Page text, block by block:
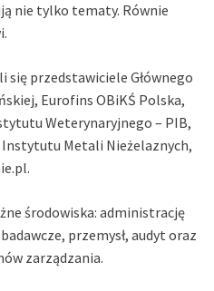
nie tylko tematy. Równie
przedstawiciele Głównego
Eurofins OBiKŚ Polska,
Weterynaryjnego – PIB,
Instytutu Metali Nieżelaznych,
środowiska: administrację
przemysł, audyt oraz
zarządzania.